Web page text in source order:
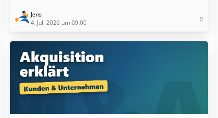
Jens
4. Juli 2026 um 09:00
0